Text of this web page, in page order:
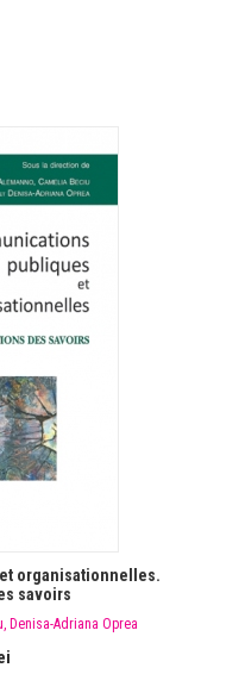
organisationnelles.
savoirs
, Denisa-Adriana Oprea